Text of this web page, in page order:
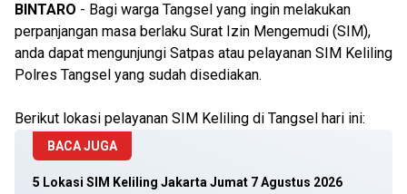
BINTARO - Bagi warga Tangsel yang ingin melakukan
perpanjangan masa berlaku Surat Izin Mengemudi (SIM),
anda dapat mengunjungi Satpas atau pelayanan SIM Keliling
Polres Tangsel yang sudah disediakan.
Berikut lokasi pelayanan SIM Keliling di Tangsel hari ini:
BACA JUGA
5 Lokasi SIM Keliling Jakarta Jumat 7 Agustus 2026